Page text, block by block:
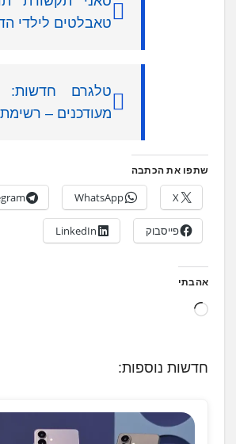
טאבלטים לילדי
טלגרם
מעודכנים –
שתפו את הכתבה
X
WhatsApp
פייסבוק LinkedIn
אהבתי
ט
.
חדשות נוספות: